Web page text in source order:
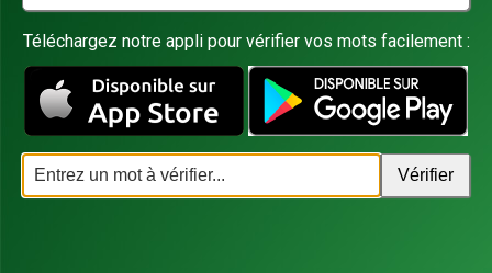
Téléchargez notre appli pour vérifier vos mots facilement :